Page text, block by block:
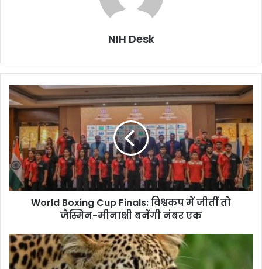
NIH Desk
World
Boxing
Cup
Finals:
विश्वकप
में
जीतीं
तो
जैस्मिन-
एक
World Boxing Cup Finals: विश्वकप में जीतीं तो
जैस्मिन-मीनाक्षी बनेंगी नंबर एक
गुलदार
ने
गौशाला